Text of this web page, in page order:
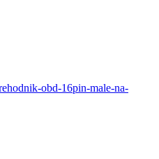
obd-16pin-male-na-